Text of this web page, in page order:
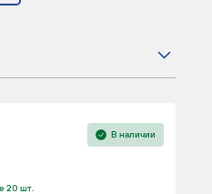
В наличии
20 шт.